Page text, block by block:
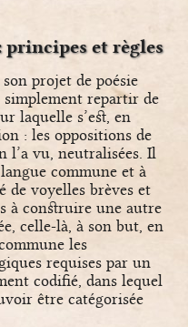
principes et règles
projet de poésie
simplement repartir de
laquelle s’est, en
: les oppositions de
l’a vu, neutralisées. Il
commune et à
de voyelles brèves et
à construire une autre
celle-là, à son but, en
les
requises par un
codifié, dans lequel
être catégorisée